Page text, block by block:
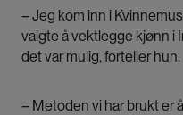
– Jeg kom inn i
valgte å vektlegge kjønn i
det var mulig, forteller hun.
– Metoden vi har brukt er